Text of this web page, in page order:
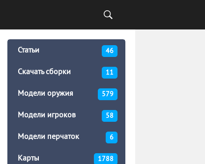
Статьи 46
Скачать сборки 11
Модели оружия 579
Модели игроков 58
Модели перчаток 6
Карты 1788